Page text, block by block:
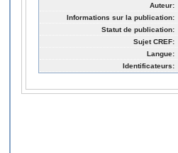
Auteur:
Informations sur la publication:
Statut de publication:
Sujet CREF:
Langue:
Identificateurs: